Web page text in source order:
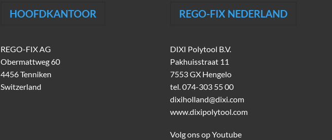
HOOFDKANTOOR
REGO-FIX AG
Obermattweg 60
4456 Tenniken
Switzerland
REGO-FIX NEDERLAND
DIXI Polytool B.V.
Pakhuisstraat 11
7553 GX Hengelo
tel. 074-303 55 00
dixiholland@dixi.com
www.dixipolytool.com
Volg ons op Youtube